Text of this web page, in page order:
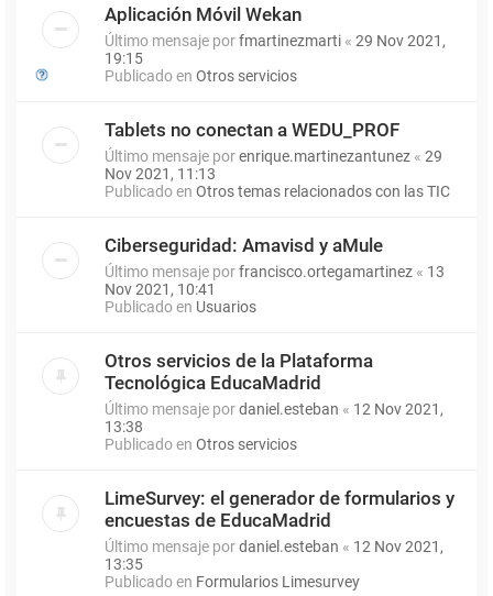
Aplicación Móvil Wekan
Último mensaje porfmartinezmarti « 29 Nov 2021,
19:15
Publicado en Otros servicios
Tablets no conectan a WEDU_PROF
Último mensaje porenrique.martinezantunez « 29
Nov 2021, 11:13
Publicado en Otros temas relacionados con las TIC
Ciberseguridad: Amavisd y aMule
Último mensaje porfrancisco.ortegamartinez « 13
Nov 2021, 10:41
Publicado en Usuarios
Otros servicios de la Plataforma
Tecnológica EducaMadrid
Último mensaje pordaniel.esteban « 12 Nov 2021,
13:38
Publicado en Otros servicios
LimeSurvey: el generador de formularios y
encuestas de EducaMadrid
Último mensaje pordaniel.esteban « 12 Nov 2021,
13:35
Publicado en Formularios Limesurvey